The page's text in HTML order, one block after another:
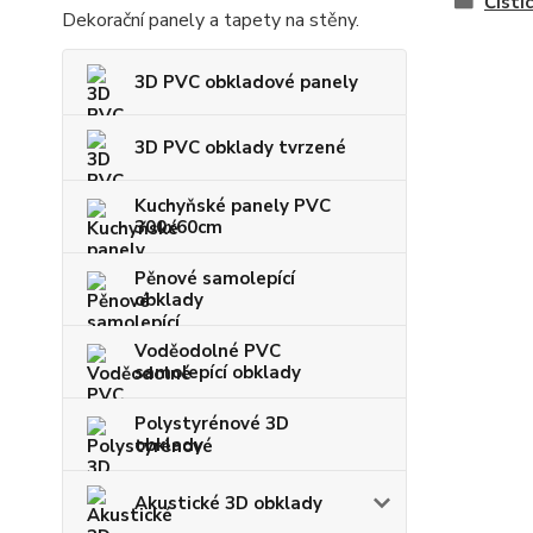
Dekorační panely a tapety na stěny.
3D PVC obkladové panely
3D PVC obklady tvrzené
Kuchyňské panely PVC
300x60cm
Pěnové samolepící
obklady
Voděodolné PVC
samolepící obklady
Polystyrénové 3D
obklady
Akustické 3D obklady